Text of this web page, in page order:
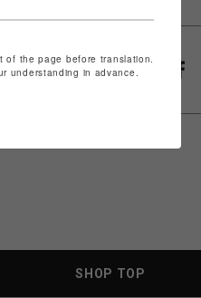
SHOP TOP
of the page before translation.
understanding in advance.